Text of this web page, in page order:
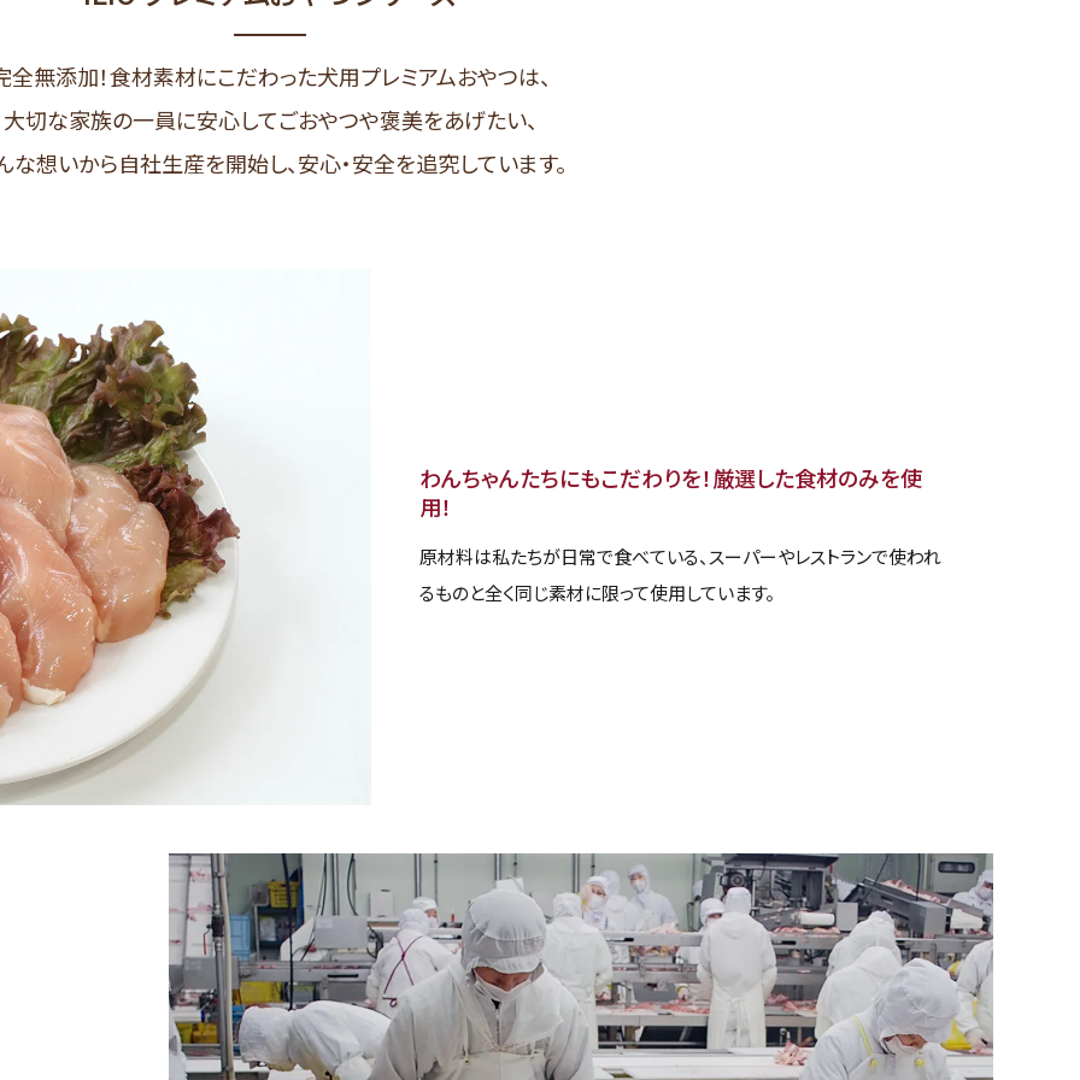
全無添加！食材素材にこだわった犬用プレミアムおやつは、
大切な家族の一員に安心してごおやつや褒美をあげたい、
な想いから自社生産を開始し、安心・安全を追究しています。
わんちゃんたちにもこだわりを！厳選した食材のみを使
用！
原材料は私たちが日常で食べている、スーパーやレストランで使われ
るものと全く同じ素材に限って使用しています。